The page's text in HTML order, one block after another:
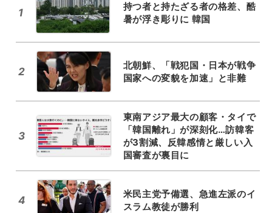
1
持つ者と持たざる者の格差、酷
暑が浮き彫りに 韓国
2
北朝鮮、「戦犯国・日本が戦争
国家への変貌を加速」と非難
3
東南アジア最大の顧客・タイで
「韓国離れ」が深刻化…訪韓客
が3割減、反韓感情と厳しい入
国審査が裏目に
4
米民主党予備選、急進左派のイ
スラム教徒が勝利